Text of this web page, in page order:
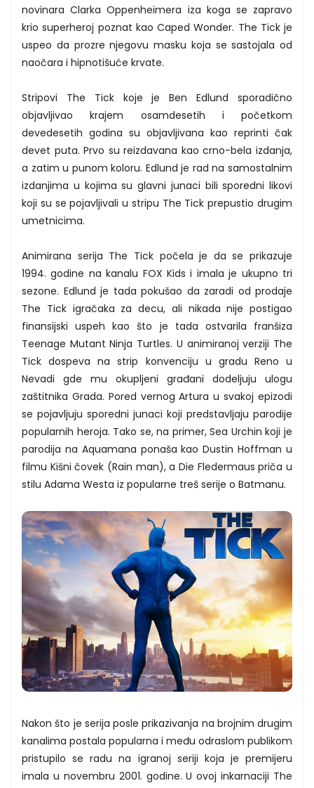
novinara Clarka Oppenheimera iza koga se zapravo
krio superheroj poznat kao Caped Wonder. The Tick je
uspeo da prozre njegovu masku koja se sastojala od
naočara i hipnotišuće krvate.
Stripovi The Tick koje je Ben Edlund sporadično
objavljivao krajem osamdesetih i početkom
devedesetih godina su objavljivana kao reprinti čak
devet puta. Prvo su reizdavana kao crno-bela izdanja,
a zatim u punom koloru. Edlund je rad na samostalnim
izdanjima u kojima su glavni junaci bili sporedni likovi
koji su se pojavljivali u stripu The Tick prepustio drugim
umetnicima.
Animirana serija The Tick počela je da se prikazuje
1994. godine na kanalu FOX Kids i imala je ukupno tri
sezone. Edlund je tada pokušao da zaradi od prodaje
The Tick igračaka za decu, ali nikada nije postigao
finansijski uspeh kao što je tada ostvarila franšiza
Teenage Mutant Ninja Turtles. U animiranoj verziji The
Tick dospeva na strip konvenciju u gradu Reno u
Nevadi gde mu okupljeni građani dodeljuju ulogu
zaštitnika Grada. Pored vernog Artura u svakoj epizodi
se pojavljuju sporedni junaci koji predstavljaju parodije
popularnih heroja. Tako se, na primer, Sea Urchin koji je
parodija na Aquamana ponaša kao Dustin Hoffman u
filmu Kišni čovek (Rain man), a Die Fledermaus priča u
stilu Adama Westa iz popularne treš serije o Batmanu.
Nakon što je serija posle prikazivanja na brojnim drugim
kanalima postala popularna i među odraslom publikom
pristupilo se radu na igranoj seriji koja je premijeru
imala u novembru 2001. godine. U ovoj inkarnaciji The